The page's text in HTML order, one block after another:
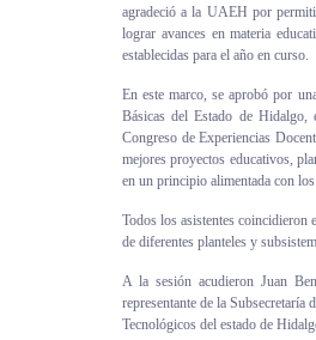
agradeció a la UAEH por
lograr avances en materia
establecidas para el año en curso.
En este marco, se aprobó por
Básicas del Estado de Hidalgo,
Congreso de Experiencias
mejores proyectos educativos,
en un principio alimentada con
Todos los asistentes coincidieron
de diferentes planteles y
A la sesión acudieron Juan
representante de la
Tecnológicos del estado de